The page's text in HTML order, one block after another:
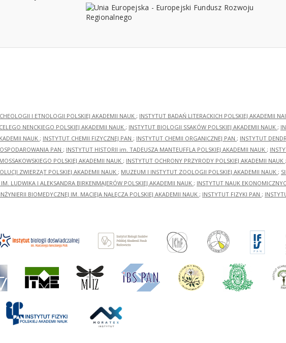
I ETNOLOGII POLSKIEJ AKADEMII NAUK ; INSTYTUT BADAŃ LITERACKICH POLSKIEJ AKADEMII
NENCKIEGO POLSKIEJ AKADEMII NAUK ; INSTYTUT BIOLOGII SSAKÓW POLSKIEJ AKADEMII NAUK ;
NAUK ; INSTYTUT CHEMII FIZYCZNEJ PAN ; INSTYTUT CHEMII ORGANICZNEJ PAN ; INSTYTUT
PAN ; INSTYTUT HISTORII im. TADEUSZA MANTEUFFLA POLSKIEJ AKADEMII NAUK ;
POLSKIEJ AKADEMII NAUK ; INSTYTUT OCHRONY PRZYRODY POLSKIEJ AKADEMII NAUK ;
ZWIERZĄT POLSKIEJ AKADEMII NAUK ; MUZEUM I INSTYTUT ZOOLOGII POLSKIEJ AKADEMII NAUK ;
LUDWIKA I ALEKSANDRA BIRKENMAJERÓW POLSKIEJ AKADEMII NAUK ; INSTYTUT NAUK
BIOMEDYCZNEJ IM. MACIEJA NAŁĘCZA POLSKIEJ AKADEMII NAUK ; INSTYTUT FIZYKI PAN ;